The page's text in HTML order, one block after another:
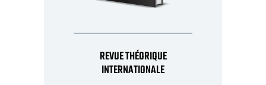
REVUE THÉORIQUE
INTERNATIONALE